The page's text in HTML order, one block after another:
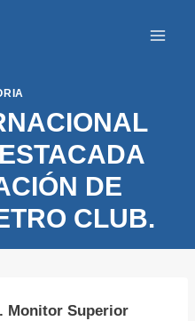
DE
CLUB.
Monitor Superior